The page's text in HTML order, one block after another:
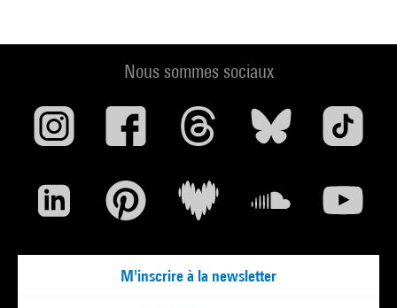
Nous sommes sociaux
M'inscrire à la newsletter